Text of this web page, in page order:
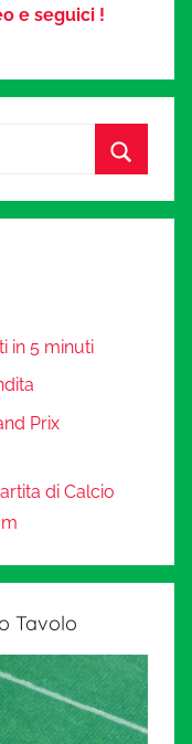
e seguici !
in 5 minuti
Prix
di Calcio
Tavolo